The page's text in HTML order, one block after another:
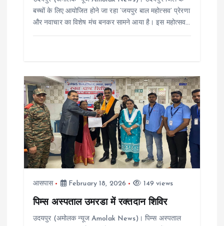
बच्चों के लिए आयोजित होने जा रहा ‘जयपुर बाल महोत्सव’ प्रेरणा
और नवाचार का विशेष मंच बनकर सामने आया है। इस महोत्सव…
आसपास February 18, 2026 149 views
पिम्स अस्पताल उमरडा में रक्तदान शिविर
उदयपुर (अमोलक न्यूज Amolak News)। पिम्स अस्पताल